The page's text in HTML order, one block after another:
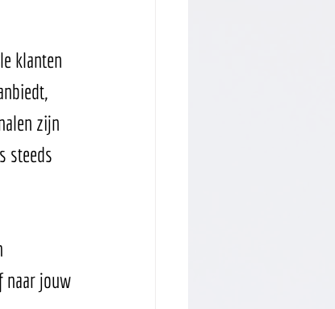
klanten
zijn
steeds
naar jouw